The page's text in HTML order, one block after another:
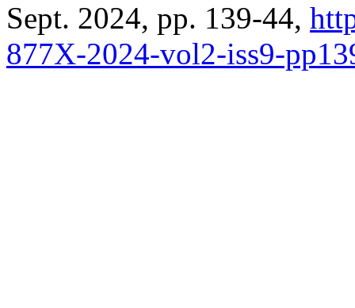
Sept. 2024, pp. 139-44,
877X-2024-vol2-iss9-